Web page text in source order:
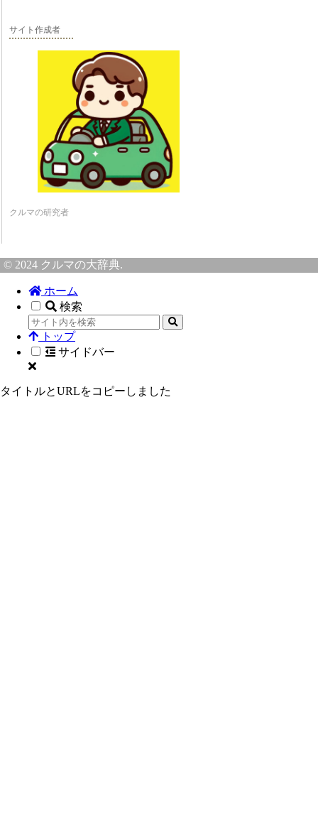
サイト作成者
クルマの研究者
© 2024 クルマの大辞典.
ホーム
検索
トップ
サイドバー
タイトルとURLをコピーしました